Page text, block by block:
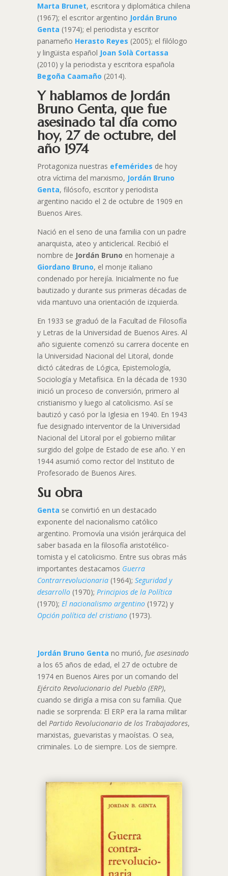
Marta Brunet, escritora y diplomática chilena
(1967); el escritor argentino Jordán Bruno
Genta (1974); el periodista y escritor
panameño Herasto Reyes (2005); el filólogo
y lingüista español Joan Solà Cortassa
(2010) y la periodista y escritora española
Begoña Caamaño (2014).
Y hablamos de Jordán
Bruno Genta, que fue
asesinado tal día como
hoy, 27 de octubre, del
año 1974
Protagoniza nuestras efemérides de hoy
otra víctima del marxismo, Jordán Bruno
Genta, filósofo, escritor y periodista
argentino nacido el 2 de octubre de 1909 en
Buenos Aires.
Nació en el seno de una familia con un padre
anarquista, ateo y anticlerical. Recibió el
nombre de Jordán Bruno en homenaje a
Giordano Bruno, el monje italiano
condenado por herejía. Inicialmente no fue
bautizado y durante sus primeras décadas de
vida mantuvo una orientación de izquierda.
En 1933 se graduó de la Facultad de Filosofía
y Letras de la Universidad de Buenos Aires. Al
año siguiente comenzó su carrera docente en
la Universidad Nacional del Litoral, donde
dictó cátedras de Lógica, Epistemología,
Sociología y Metafísica. En la década de 1930
inició un proceso de conversión, primero al
cristianismo y luego al catolicismo. Así se
bautizó y casó por la Iglesia en 1940. En 1943
fue designado interventor de la Universidad
Nacional del Litoral por el gobierno militar
surgido del golpe de Estado de ese año. Y en
1944 asumió como rector del Instituto de
Profesorado de Buenos Aires.
Su obra
Genta se convirtió en un destacado
exponente del nacionalismo católico
argentino. Promovía una visión jerárquica del
saber basada en la filosofía aristotélico-
tomista y el catolicismo. Entre sus obras más
importantes destacamos Guerra
Contrarrevolucionaria(1964); Seguridad y
desarrollo(1970); Principios de la Política
(1970); El nacionalismo argentino(1972) y
Opción política del cristiano(1973).
Jordán Bruno Genta no murió, fue asesinado
a los 65 años de edad, el 27 de octubre de
1974 en Buenos Aires por un comando del
Ejército Revolucionario del Pueblo (ERP),
cuando se dirigía a misa con su familia. Que
nadie se sorprenda: El ERP era la rama militar
del Partido Revolucionario de los Trabajadores,
marxistas, guevaristas y maoístas. O sea,
criminales. Lo de siempre. Los de siempre.